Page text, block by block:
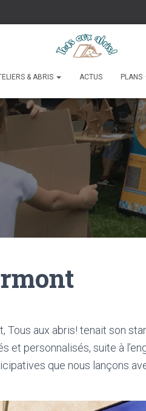
& ABRIS ACTUS PLANS
Tous aux abris! tenait son
et personnalisés, suite à
que nous lançons